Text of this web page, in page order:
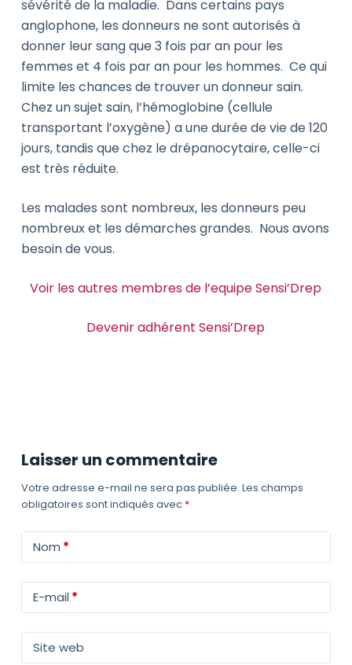
sévérité de la maladie. Dans certains pays
anglophone, les donneurs ne sont autorisés à
donner leur sang que 3 fois par an pour les
femmes et 4 fois par an pour les hommes. Ce qui
limite les chances de trouver un donneur sain.
Chez un sujet sain, l’hémoglobine (cellule
transportant l’oxygène) a une durée de vie de 120
jours, tandis que chez le drépanocytaire, celle-ci
est très réduite.
Les malades sont nombreux, les donneurs peu
nombreux et les démarches grandes. Nous avons
besoin de vous.
Voir les autres membres de l’equipe Sensi’Drep
Devenir adhérent Sensi’Drep
Laisser un commentaire
Votre adresse e-mail ne sera pas publiée. Les champs
obligatoires sont indiqués avec *
Nom *
E-mail *
Site web